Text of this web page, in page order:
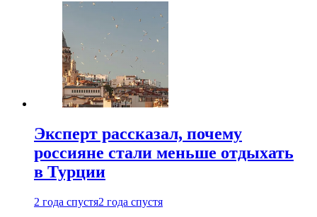
Эксперт рассказал, почему
россияне стали меньше отдыхать
в Турции
2 года спустя2 года спустя